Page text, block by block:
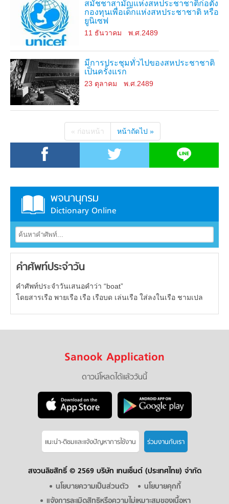
สมัชชาสามัญแห่งสหประชาชาติก่อตั้ง
กองทุนเพื่อเด็กแห่งสหประชาชาติ หรือ
ยูนิเซฟ
11 ธันวาคม พ.ศ.2489
มีการประชุมทั่วไปของสหประชาชาติ
เป็นครั้งแรก
23 ตุลาคม พ.ศ.2489
« ก่อนหน้า หน้าถัดไป »
พจนานุกรม
Dictionary Online
คำศัพท์ประจำวัน
คำศัพท์ประจำวันเสนอคำว่า “boat”
โดยสารเรือ พายเรือ เรือ เรือบด เล่นเรือ ใส่ลงในเรือ ชามเปล
Sanook Application
ดาวน์โหลดได้แล้ววันนี้
แนะนำ-ติชมเเละแจ้งปัญหาการใช้งาน ร่วมงานกับเรา
สงวนลิขสิทธิ์ © 2569 บริษัท เทนเซ็นต์ (ประเทศไทย) จำกัด
นโยบายความเป็นส่วนตัว
นโยบายคุกกี้
แจ้งการละเมิดสิทธิหรือความไม่เหมาะสมของเนื้อหา